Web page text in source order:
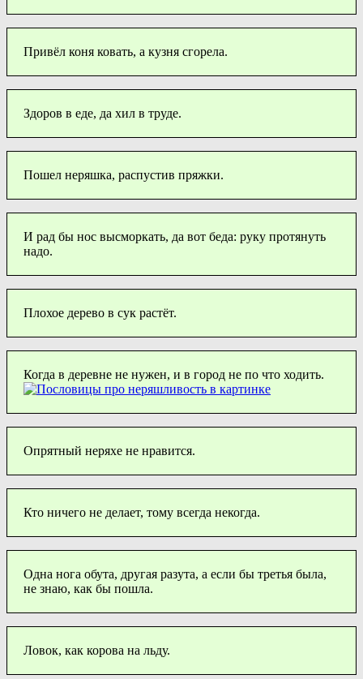
Привёл коня ковать, а кузня сгорела.
Здоров в еде, да хил в труде.
Пошел неряшка, распустив пряжки.
И рад бы нос высморкать, да вот беда: руку протянуть
надо.
Плохое дерево в сук растёт.
Когда в деревне не нужен, и в город не по что ходить.
Опрятный неряхе не нравится.
Кто ничего не делает, тому всегда некогда.
Одна нога обута, другая разута, а если бы третья была,
не знаю, как бы пошла.
Ловок, как корова на льду.